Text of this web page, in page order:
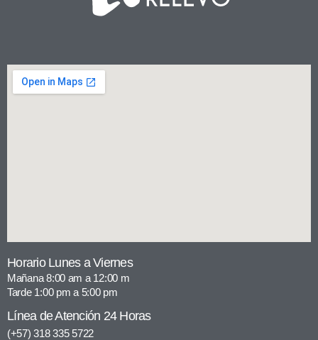
Horario Lunes a Viernes
Mañana 8:00 am a 12:00 m
Tarde 1:00 pm a 5:00 pm
Línea de Atención 24 Horas
(+57) 318 335 5722